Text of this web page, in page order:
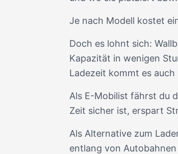
Je nach Modell kostet
Doch es lohnt sich:
Kapazität in wenigen
Ladezeit kommt es
Als E-Mobilist fährst du
Zeit sicher ist, erspart
Als Alternative zum
entlang von